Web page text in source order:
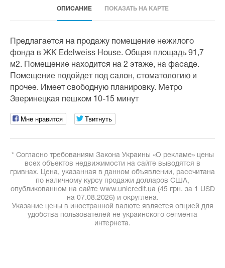
ОПИСАНИЕ ПОКАЗАТЬ НА КАРТЕ
Предлагается на продажу помещение нежилого
фонда в ЖК Edelweiss House. Общая площадь 91,7
м2. Помещение находится на 2 этаже, на фасаде.
Помещение подойдет под салон, стоматологию и
прочее. Имеет свободную планировку. Метро
Зверинецкая пешком 10-15 минут
Мне нравится Твитнуть
* Согласно требованиям Закона Украины «О рекламе» цены
всех объектов недвижимости на сайте выводятся в
гривнах. Цена, указанная в данном объявлении, рассчитана
по наличному курсу продажи долларов США,
опубликованном на сайте www.unicredit.ua (45 грн. за 1 USD
на 07.08.2026) и округлена.
Указание цены в иностранной валюте является опцией для
удобства пользователей не украинского сегмента
интернета.